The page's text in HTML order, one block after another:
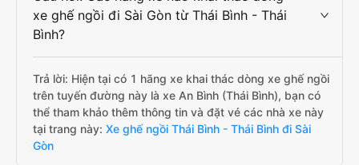
xe ghế ngồi đi Sài Gòn từ Thái Bình - Thái
Bình?
Trả lời: Hiện tại có 1 hãng xe khai thác dòng xe ghế ngồi
trên tuyến đường này là xe An Bình (Thái Bình), bạn có
thể tham khảo thêm thông tin và đặt vé các nhà xe này
tại trang này: Xe ghế ngồi Thái Bình - Thái Bình đi Sài
Gòn